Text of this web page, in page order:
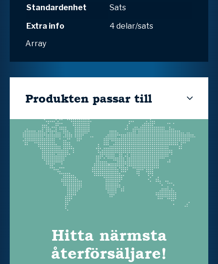
Standardenhet
Sats
Extra info
4 delar/sats
Array
Produkten passar till
Hitta närmsta
återförsäljare!